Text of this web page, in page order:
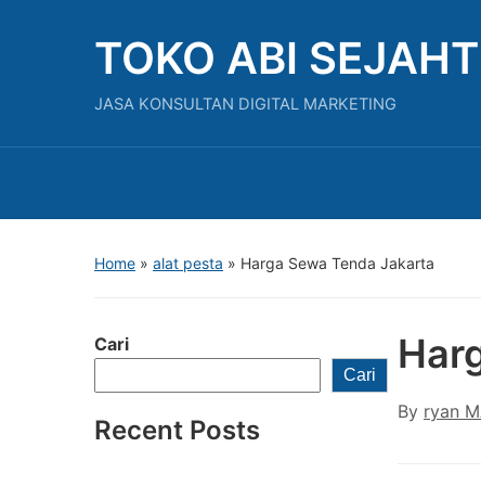
TOKO ABI
JASA KONSULTAN DIGITAL MARKETING
Home » alat pesta » Harga Sewa Tenda Jakarta
Cari
Cari
Recent Posts
By ryan